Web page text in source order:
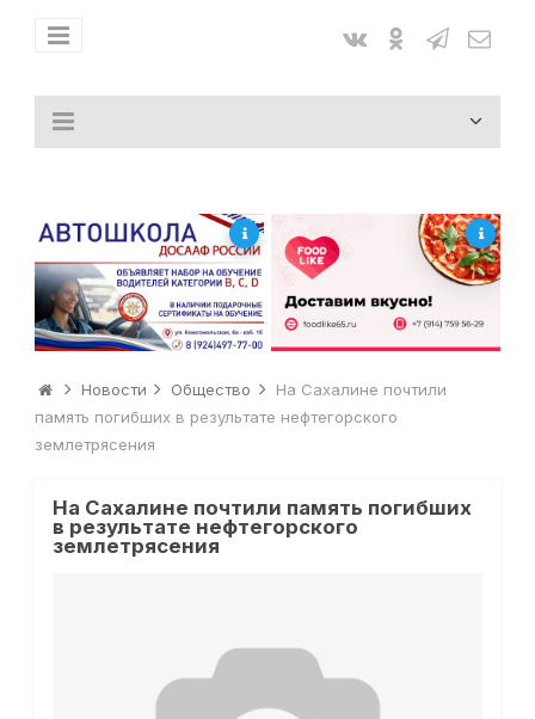
Новости Общество
На Сахалине почтили
память погибших в результате нефтегорского
землетрясения
На Сахалине почтили память погибших
в результате нефтегорского
землетрясения